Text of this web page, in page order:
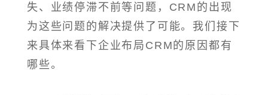
失、业绩停滞不前等问题，CRM的出现
为这些问题的解决提供了可能。我们接下
来具体来看下企业布局CRM的原因都有
哪些。